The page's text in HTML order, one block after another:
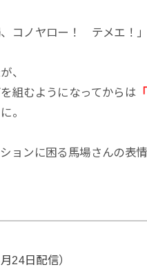
、コノヤロー！ テメエ！」
、
組むようになってからは
に。
ョンに困る馬場さんの表
24日配信）